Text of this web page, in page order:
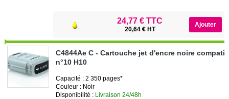
24,77 € TTC
20,64 € HT
C4844Ae C - Cartouche jet d'encre noire
n°10 H10
Capacité : 2 350 pages*
Couleur : Noir
Disponibilité : Livraison 24/48h